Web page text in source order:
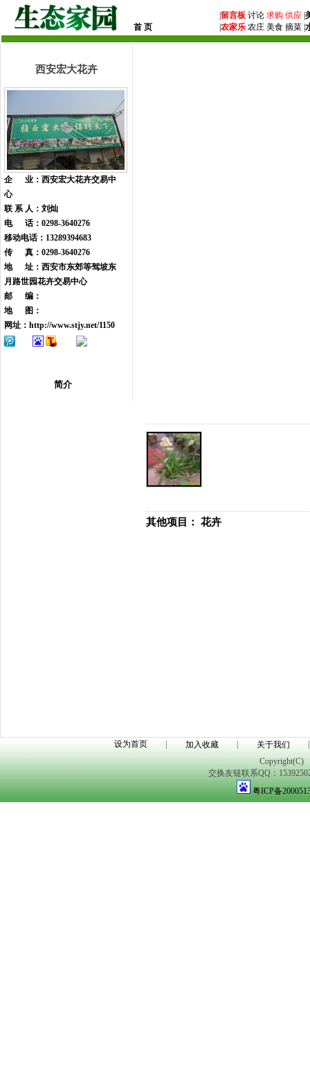
首 页
留言板 讨论 求购 供应
农家乐 农庄 美食 摘菜 |
西安宏大花卉
企 业：西安宏大花卉交易中
心
联 系 人：刘灿
电 话：0298-3640276
移动电话：13289394683
传 真：0298-3640276
地 址：西安市东郊等驾坡东
月路世园花卉交易中心
邮 编：
地 图：
网址： http://www.stjy.net/1150
简介
其他项目： 花卉
设为首页 加入收藏 关于我们
Copyright(C)
交换友链联系QQ：
粤ICP备